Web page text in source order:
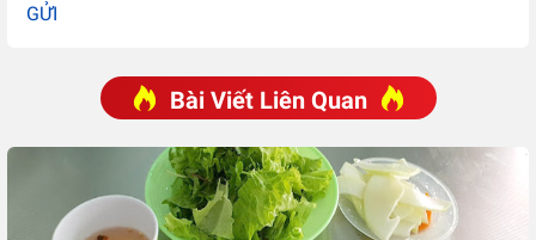
GỬI
Bài Viết Liên Quan